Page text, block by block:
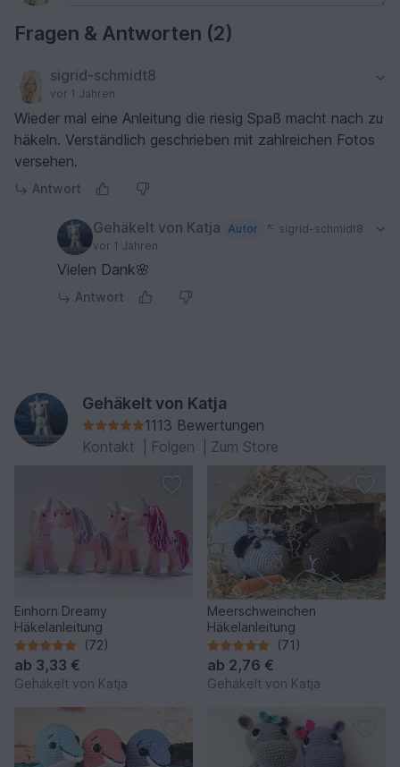
Fragen & Antworten (2)
sigrid-schmidt8
vor 1 Jahren
Wieder mal eine Anleitung die riesig Spaß macht nach zu
häkeln. Verständlich geschrieben mit zahlreichen Fotos
versehen.
Antwort
Gehäkelt von Katja Autor
sigrid-schmidt8
vor 1 Jahren
Vielen Dank🌸
Antwort
Gehäkelt von Katja
1113 Bewertungen
Kontakt
Folgen Zum Store
Einhorn Dreamy
Häkelanleitung
(72)
ab 3,33 €
Gehäkelt von Katja
Meerschweinchen
Häkelanleitung
(71)
ab 2,76 €
Gehäkelt von Katja